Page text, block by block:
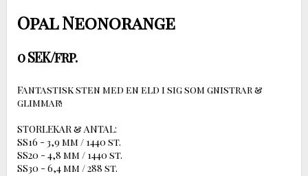
Opal Neonorange
0 SEK/frp.
Fantastisk sten med en eld i sig som gnistrar &
glimmar!
STORLEKAR & ANTAL:
SS16 - 3,9 mm / 1440 st.
SS20 - 4,8 mm / 1440 st.
SS30 - 6,4 mm / 288 st.